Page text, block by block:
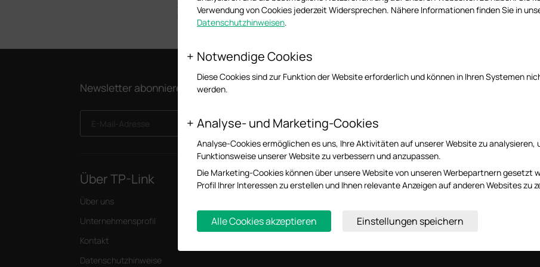
Servicezeiten: Montag bis Freitag von 9:00 bis 20:00 Uhr, Samstag von 10:00 bis 18:00 Uhr, außer 1. und 2. Januar, 1.
Dezember.
Newsletter abonnieren
Registrieren
Über TP-Link
Über uns
Unternehmensprofil
Kontakt
Datenschutzhinweise
Presse
Blog
Partner
Verwendung von Cookies jederzeit Widersprechen. Nähere Informationen finden Sie in
Datenschutzhinweisen.
Notwendige Cookies
Diese Cookies sind zur Funktion der Website erforderlich und können in Ihren Systemen
werden.
Analyse- und Marketing-Cookies
Analyse-Cookies ermöglichen es uns, Ihre Aktivitäten auf unserer Website zu analysieren,
Funktionsweise unserer Website zu verbessern und anzupassen.
Die Marketing-Cookies können über unsere Website von unseren Werbepartnern gesetzt
Profil Ihrer Interessen zu erstellen und Ihnen relevante Anzeigen auf anderen Websites zu
Alle Cookies akzeptieren Einstellungen speichern